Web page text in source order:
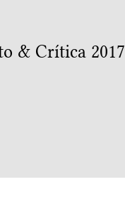
& Crítica 2017